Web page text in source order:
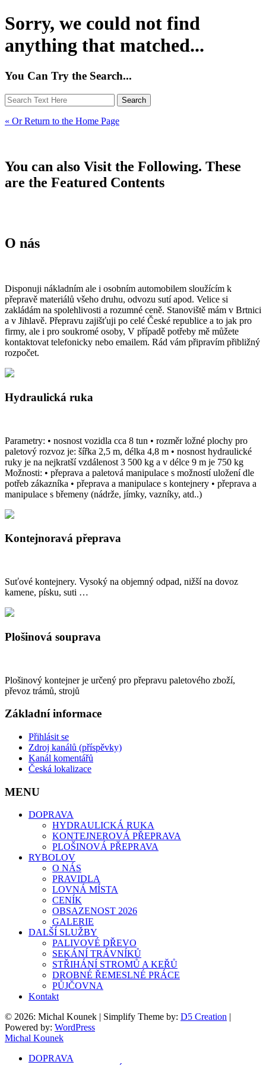
Sorry, we could not find
anything that matched...
You Can Try the Search...
« Or Return to the Home Page
You can also Visit the Following. These
are the Featured Contents
O nás
Disponuji nákladním ale i osobním automobilem sloužícím k
přepravě materiálů všeho druhu, odvozu sutí apod. Velice si
zakládám na spolehlivosti a rozumné ceně. Stanoviště mám v Brtnici
a v Jihlavě. Přepravu zajišťuji po celé České republice a to jak pro
firmy, ale i pro soukromé osoby, V případě potřeby mě můžete
kontaktovat telefonicky nebo emailem. Rád vám připravím přibližný
rozpočet.
Hydraulická ruka
Parametry: • nosnost vozidla cca 8 tun • rozměr ložné plochy pro
paletový rozvoz je: šířka 2,5 m, délka 4,8 m • nosnost hydraulické
ruky je na nejkratší vzdálenost 3 500 kg a v délce 9 m je 750 kg
Možnosti: • přeprava a paletová manipulace s možností uložení dle
potřeb zákazníka • přeprava a manipulace s kontejnery • přeprava a
manipulace s břemeny (nádrže, jímky, vazníky, atd..)
Kontejnoravá přeprava
Suťové kontejnery. Vysoký na objemný odpad, nižší na dovoz
kamene, písku, suti …
Plošinová souprava
Plošinový kontejner je určený pro přepravu paletového zboží,
převoz trámů, strojů
Základní informace
Přihlásit se
Zdroj kanálů (příspěvky)
Kanál komentářů
Česká lokalizace
MENU
DOPRAVA
HYDRAULICKÁ RUKA
KONTEJNEROVÁ PŘEPRAVA
PLOŠINOVÁ PŘEPRAVA
RYBOLOV
O NÁS
PRAVIDLA
LOVNÁ MÍSTA
CENÍK
OBSAZENOST 2026
GALERIE
DALŠÍ SLUŽBY
PALIVOVÉ DŘEVO
SEKÁNÍ TRÁVNÍKŮ
STŘIHÁNÍ STROMŮ A KEŘŮ
DROBNÉ ŘEMESLNÉ PRÁCE
PŮJČOVNA
Kontakt
© 2026: Michal Kounek | Simplify Theme by: D5 Creation |
Powered by: WordPress
Michal Kounek
DOPRAVA